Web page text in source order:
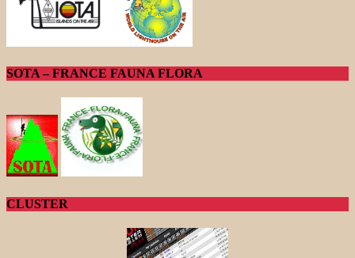
SOTA – FRANCE FAUNA FLORA
CLUSTER